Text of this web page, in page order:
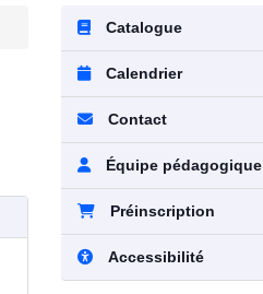
Catalogue
Calendrier
Contact
Équipe pédagogique
Préinscription
Accessibilité